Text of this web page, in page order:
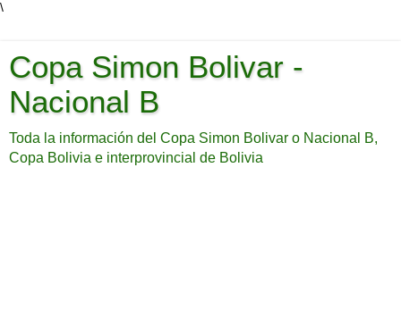
\
Copa Simon Bolivar -
Nacional B
Toda la información del Copa Simon Bolivar o Nacional B,
Copa Bolivia e interprovincial de Bolivia